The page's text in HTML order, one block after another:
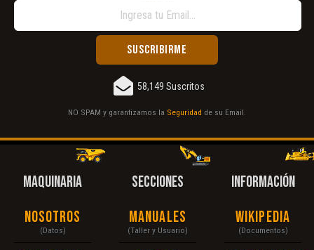
58,149 Suscritos
NO SPAM y garantizamos la Seguridad de su Email.
MAQUINARIA
Nosotros
(Datos)
SECCIONES
Manuales
(Taller y Usuario)
INFORMACIÓN
Wikipedia
(Documentos)